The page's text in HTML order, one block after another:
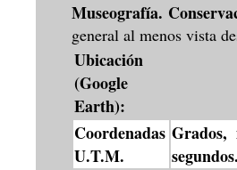
Museografía.
general al menos vista
Ubicación
(Google
Earth):
Coordenadas
U.T.M.
Grados,
segundos.